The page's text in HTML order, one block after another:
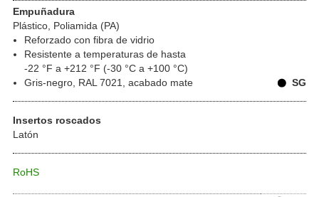
Empuñadura
Plástico, Poliamida (PA)
Reforzado con fibra de vidrio
Resistente a temperaturas de hasta
-22 °F a +212 °F (-30 °C a +100 °C)
Gris-negro, RAL 7021, acabado mate
SG
Insertos roscados
Latón
RoHS